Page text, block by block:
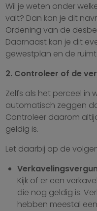
Wil je weten onder
valt? Dan kan je dit
Ordening van de
Daarnaast kan je dit
gewestplan en de
2. Controleer of de
Zelfs als het perceel in
automatisch zeggen
Controleer daarom
geldig is.
Let daarbij op de
Kijk of er een
die nog geldig is.
hebben meestal